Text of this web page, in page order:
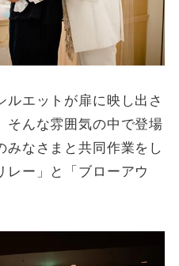
ルエットが扉に映し出さ
そんな雰囲気の中で登場
みなさまと共同作業をし
レー」と「ブローアウ